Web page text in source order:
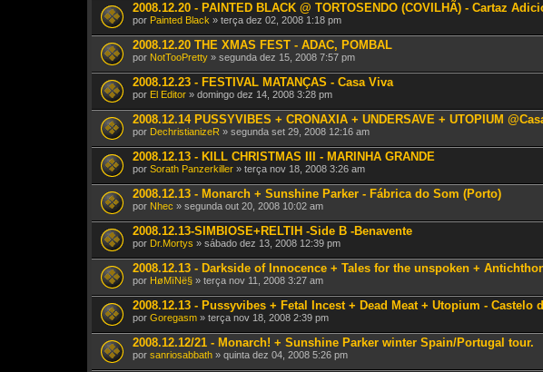
2008.12.20 - PAINTED BLACK @ TORTOSENDO (COVILHÃ) - Cartaz
por Painted Black » terça dez 02, 2008 1:18 pm
2008.12.20 THE XMAS FEST - ADAC, POMBAL
por NotTooPretty » segunda dez 15, 2008 7:57 pm
2008.12.23 - FESTIVAL MATANÇAS - Casa Viva
por El Editor » domingo dez 14, 2008 3:28 pm
2008.12.14 PUSSYVIBES + CRONAXIA + UNDERSAVE + UTOPIUM
por DechristianizeR » segunda set 29, 2008 12:16 am
2008.12.13 - KILL CHRISTMAS III - MARINHA GRANDE
por Sorath Panzerkiller » terça nov 18, 2008 3:26 am
2008.12.13 - Monarch + Sunshine Parker - Fábrica do Som (Porto)
por Nhec » segunda out 20, 2008 10:02 am
2008.12.13-SIMBIOSE+RELTIH -Side B -Benavente
por Dr.Mortys » sábado dez 13, 2008 12:39 pm
2008.12.13 - Darkside of Innocence + Tales for the unspoken +
por HøMïNë§ » terça nov 11, 2008 3:27 am
2008.12.13 - Pussyvibes + Fetal Incest + Dead Meat + Utopium - Castelo
por Goregasm » terça nov 18, 2008 2:39 pm
2008.12.12/21 - Monarch! + Sunshine Parker winter Spain/Portugal tour.
por sanriosabbath » quinta dez 04, 2008 5:26 pm